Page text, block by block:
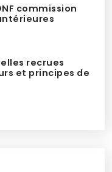
commission
recrues
et principes de